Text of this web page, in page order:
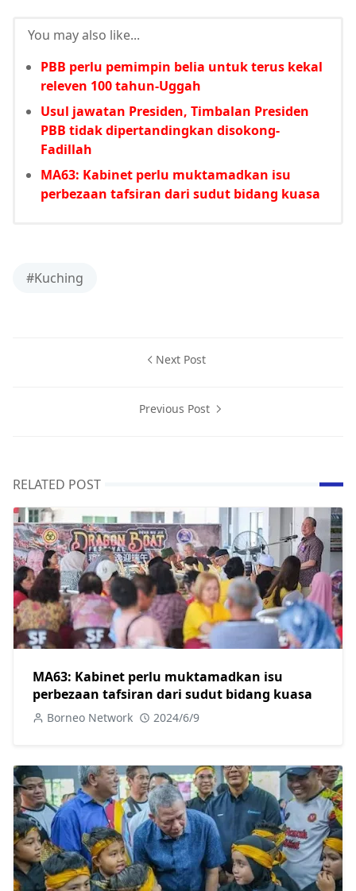
You may also like...
PBB perlu pemimpin belia untuk terus kekal
releven 100 tahun-Uggah
Usul jawatan Presiden, Timbalan Presiden
PBB tidak dipertandingkan disokong-
Fadillah
MA63: Kabinet perlu muktamadkan isu
perbezaan tafsiran dari sudut bidang kuasa
#Kuching
Next Post
Previous Post
RELATED POST
MA63: Kabinet perlu muktamadkan isu
perbezaan tafsiran dari sudut bidang kuasa
Borneo Network 2024/6/9